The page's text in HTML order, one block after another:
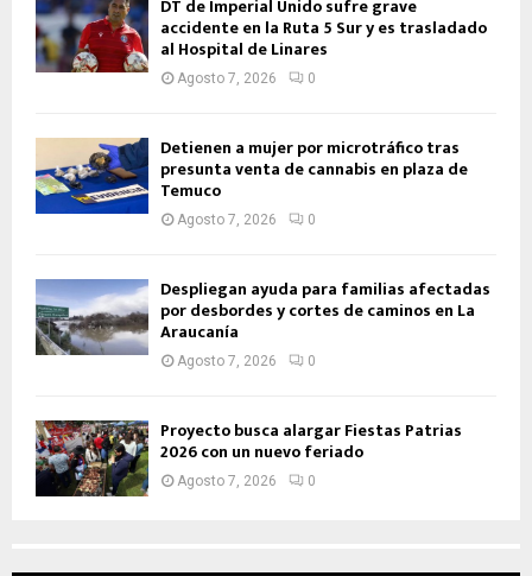
DT de Imperial Unido sufre grave
accidente en la Ruta 5 Sur y es trasladado
al Hospital de Linares
Agosto 7, 2026 0
Detienen a mujer por microtráfico tras
presunta venta de cannabis en plaza de
Temuco
Agosto 7, 2026 0
Despliegan ayuda para familias afectadas
por desbordes y cortes de caminos en La
Araucanía
Agosto 7, 2026 0
Proyecto busca alargar Fiestas Patrias
2026 con un nuevo feriado
Agosto 7, 2026 0